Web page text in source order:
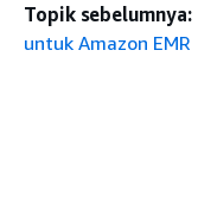
Topik sebelumnya:
untuk Amazon EMR